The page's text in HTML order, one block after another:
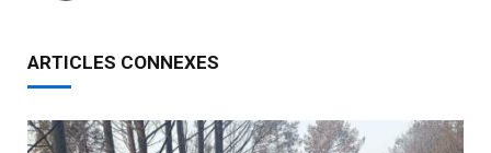
ARTICLES CONNEXES